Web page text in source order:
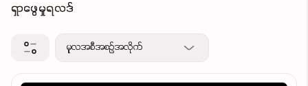
ရှာဖွေမှုရလဒ်
မူလအစီအစဉ်အလိုက်